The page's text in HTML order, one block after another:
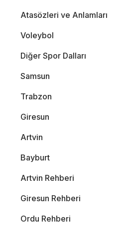
Atasözleri ve Anlamları
Voleybol
Diğer Spor Dalları
Samsun
Trabzon
Giresun
Artvin
Bayburt
Artvin Rehberi
Giresun Rehberi
Ordu Rehberi